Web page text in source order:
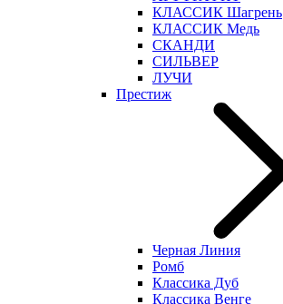
КЛАССИК Шагрень
КЛАССИК Медь
СКАНДИ
СИЛЬВЕР
ЛУЧИ
Престиж
Черная Линия
Ромб
Классика Дуб
Классика Венге